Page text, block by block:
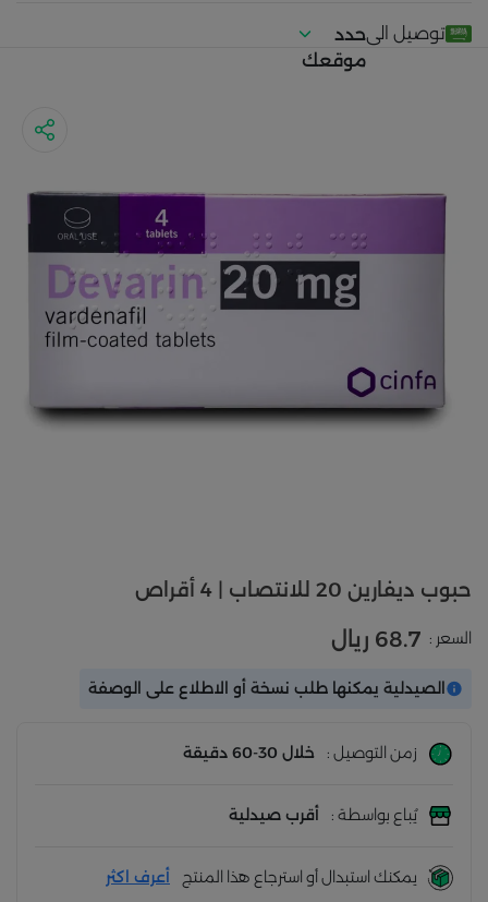
توصيل الىحدد
موقعك
حبوب ديفارين 20 للانتصاب | 4 أقراص
السعر : 68.7 ريال
الصيدلية يمكنها طلب نسخة أو الاطلاع على الوصفة
زمن التوصيل : خلال 30-60 دقيقة
يُباع بواسطة : أقرب صيدلية
يمكنك استبدال أو استرجاع هذا المنتج أعرف اكثر